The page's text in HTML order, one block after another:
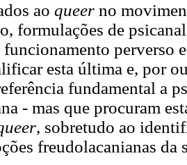
ao queer no
formulações de
funcionamento perverso
esta última e, por
fundamental a
- mas que procuram
, sobretudo ao
freudolacanianas da